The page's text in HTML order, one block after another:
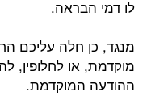
לו דמי הבראה.
מנגד, כן חלה עליכם
מוקדמת, או לחלופין,
ההודעה המוקדמת.